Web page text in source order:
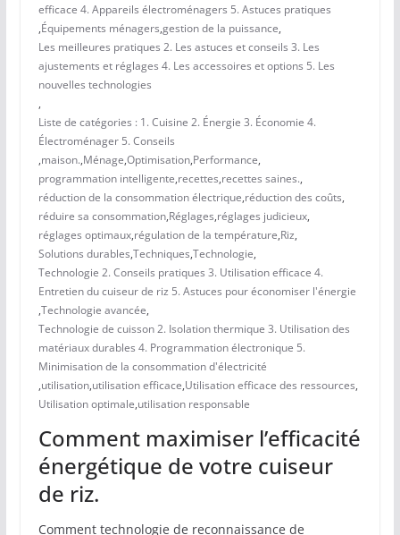
efficace 4. Appareils électroménagers 5. Astuces pratiques
,Équipements ménagers,gestion de la puissance,
Les meilleures pratiques 2. Les astuces et conseils 3. Les
ajustements et réglages 4. Les accessoires et options 5. Les
nouvelles technologies
,
Liste de catégories : 1. Cuisine 2. Énergie 3. Économie 4.
Électroménager 5. Conseils
,maison.,Ménage,Optimisation,Performance,
programmation intelligente,recettes,recettes saines.,
réduction de la consommation électrique,réduction des coûts,
réduire sa consommation,Réglages,réglages judicieux,
réglages optimaux,régulation de la température,Riz,
Solutions durables,Techniques,Technologie,
Technologie 2. Conseils pratiques 3. Utilisation efficace 4.
Entretien du cuiseur de riz 5. Astuces pour économiser l'énergie
,Technologie avancée,
Technologie de cuisson 2. Isolation thermique 3. Utilisation des
matériaux durables 4. Programmation électronique 5.
Minimisation de la consommation d'électricité
,utilisation,utilisation efficace,Utilisation efficace des ressources,
Utilisation optimale,utilisation responsable
Comment maximiser l’efficacité
énergétique de votre cuiseur
de riz.
Comment technologie de reconnaissance de